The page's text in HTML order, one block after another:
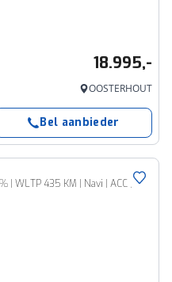
18.995,-
OOSTERHOUT
Bel aanbieder
4 Luxury 64 kWh | 1e-EIG. | SoH 99,3 % | WLTP 435 KM | Navi | ACC | ECC | 18"LMV | 360° CAM | Warmte pomp | Apple Carplay/Android Auto | DAB |